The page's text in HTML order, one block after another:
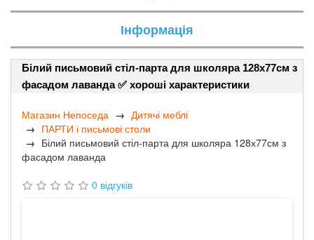
Інформація
Білий письмовий стіл-парта для школяра 128х77см з
фасадом лаванда ✅ хороші характеристики
Магазин Непоседа
Дитячі меблі
ПАРТИ і письмові столи
Білий письмовий стіл-парта для школяра 128х77см з
фасадом лаванда
0 відгуків